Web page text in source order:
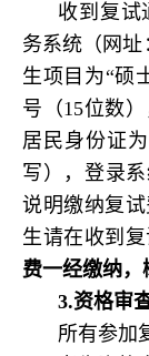
收到复试
务系统（网址
生项目为“硕
号（15位数
居民身份证
写 ），登录
说明缴纳复试
生请在收到
费一经缴纳，
3.资格审
所有参加